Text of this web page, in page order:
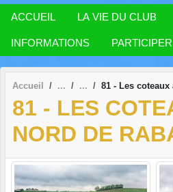
ACCUEIL LA VIE DU CLUB
INFORMATIONS PARTICIPER
Accueil 81 - Les
81 - LES
NORD DE